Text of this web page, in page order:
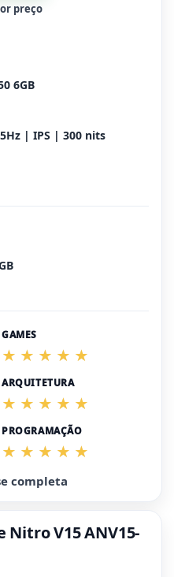
preço
6GB
| IPS | 300 nits
GAMES
ARQUITETURA
PROGRAMAÇÃO
completa
Nitro V15 ANV15-